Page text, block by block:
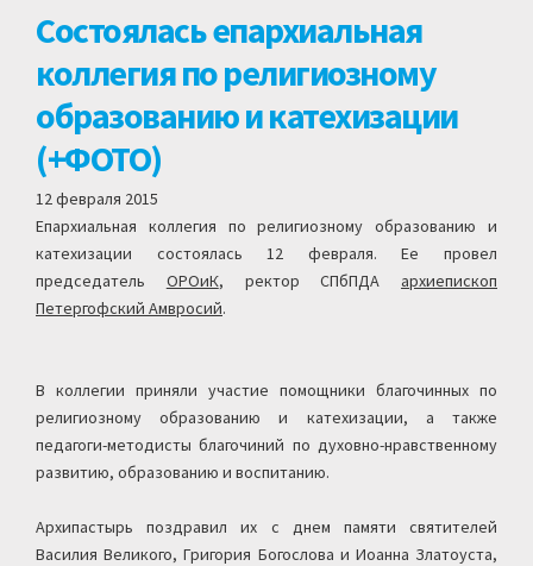
Состоялась епархиальная
коллегия по религиозному
образованию и катехизации
(+ФОТО)
12 февраля 2015
Епархиальная коллегия по религиозному образованию и
катехизации состоялась 12 февраля. Ее провел
председатель ОРОиК, ректор СПбПДА архиепископ
Петергофский Амвросий.
В коллегии приняли участие помощники благочинных по
религиозному образованию и катехизации, а также
педагоги-методисты благочиний по духовно-нравственному
развитию, образованию и воспитанию.
Архипастырь поздравил их с днем памяти святителей
Василия Великого, Григория Богослова и Иоанна Златоуста,